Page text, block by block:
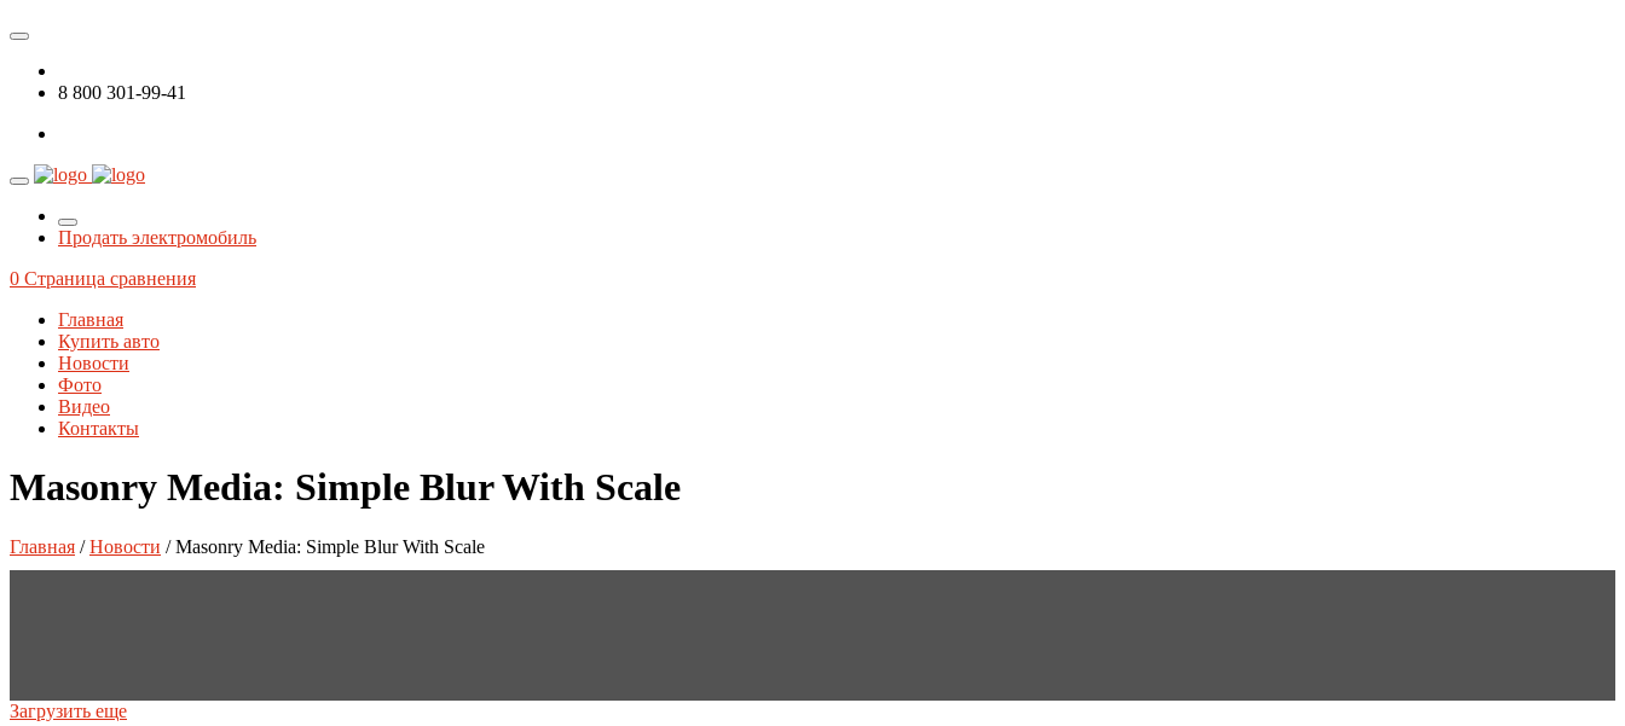
8 800 301-99-41
Продать электромобиль
0 Страница сравнения
Главная
Купить авто
Новости
Фото
Видео
Контакты
Masonry Media: Simple Blur With Scale
Главная /Новости / Masonry Media: Simple Blur With Scale
Загрузить еще